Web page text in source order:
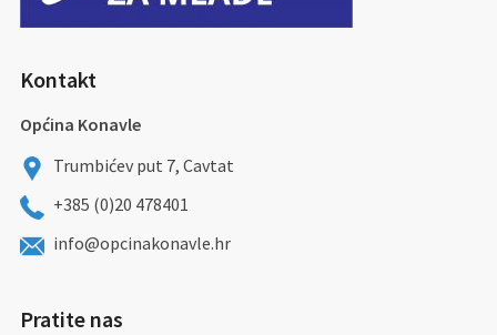
Kontakt
Općina Konavle
Trumbićev put 7, Cavtat
+385 (0)20 478401
info@opcinakonavle.hr
Pratite nas